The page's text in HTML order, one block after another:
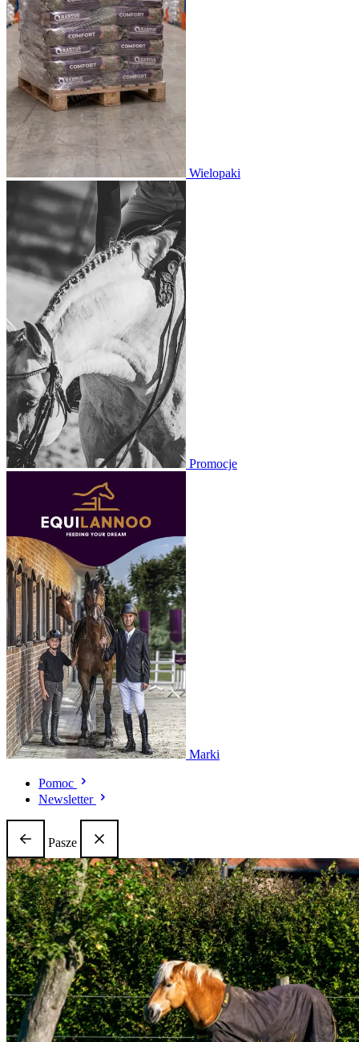
Wielopaki
Promocje
Marki
Pomoc
Newsletter
Pasze